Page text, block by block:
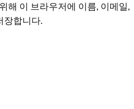
해 이 브라우저에 이름, 이메일,
장합니다.